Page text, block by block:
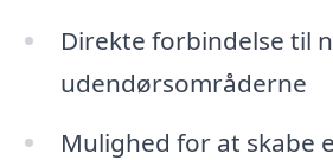
Direkte forbindelse til
udendørsområderne
Mulighed for at skabe